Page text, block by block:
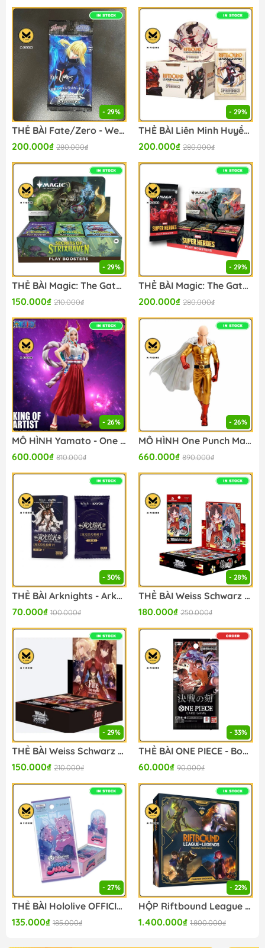
- 29%
THẺ BÀI Fate/Zero - Weiss Schwarz - Extra Booster Box (Bushiroad) PACK CARD CHÍNH HÃNG
200.000₫ 280.000₫
- 29%
THẺ BÀI Liên Minh Huyền Thoại - Riftbound: Spiritforged - Booster Box - League of Legends TCG/Card Game (Riot Games) CARD CHÍNH HÃNG
200.000₫ 280.000₫
- 29%
THẺ BÀI Magic: The Gathering - Secrets of Strixhaven Play Booster Box - Trading Card Game (Wizards of the Coast) - CARD GAME CHÍNH HÃNG FIGURE CHÍNH HÃNG
150.000₫ 210.000₫
- 29%
THẺ BÀI Magic: The Gathering - Marvel Super Heroes Play Booster Box - Trading Card Game (Wizards of the Coast) - CARD GAME CHÍNH HÃNG FIGURE CHÍNH HÃNG
200.000₫ 280.000₫
- 26%
MÔ HÌNH Yamato - One Piece - King of Artist - Special Ver. (Bandai Spirits) FIGURE CHÍNH HÃNG
600.000₫ 810.000₫
- 26%
MÔ HÌNH One Punch Man - Saitama - Grandista - Metallic Ver. (Bandai Spirits)FIGURE CHÍNH HÃNG
660.000₫ 890.000₫
- 30%
THẺ BÀI Arknights - Arknights x Kayou Luminescent Serenade - Collectible Cards - Vol. 1 (Kayou) PACK CARD CHÍNH HÃNG
70.000₫ 100.000₫
- 28%
THẺ BÀI Weiss Schwarz - Touhou Project ~ Black and White Lotus Land - Booster Box (Bushiroad) PACK CARD CHÍNH HÃNG
180.000₫ 250.000₫
- 29%
THẺ BÀI Weiss Schwarz - Fate/stay night - Unlimited Blade Works Vol. II (Bushiroad) - PACK CARD CHÍNH HÃNG
150.000₫ 210.000₫
- 33%
THẺ BÀI ONE PIECE - Booster Pack OP-16 (Bandai Namco) PACK CARD CHÍNH HÃNG
60.000₫ 90.000₫
- 27%
THẺ BÀI Hololive OFFICIAL CARD GAME - Bouncer Bound - Booster Box (Hololive OFFICIAL) PACK CARD CHÍNH HÃNG
135.000₫ 185.000₫
- 22%
HỘP Riftbound League of Legends 2025 TCG - Set 1 - Origins - Box Set - Proving Grounds (Riot Games) BOX CARD CHÍNH HÃNG
1.400.000₫ 1.800.000₫